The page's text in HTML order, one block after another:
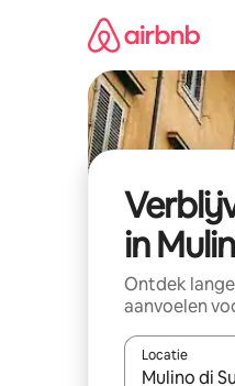
in
Ontdek
aanvoelen
Locatie
Wanneer er